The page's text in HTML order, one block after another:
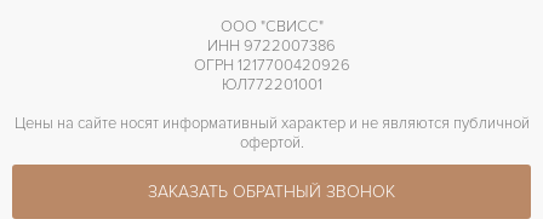
ООО "СВИСС"
ИНН 9722007386
ОГРН 1217700420926
ЮЛ772201001
Цены на сайте носят информативный характер и не являются публичной
офертой.
ЗАКАЗАТЬ ОБРАТНЫЙ ЗВОНОК